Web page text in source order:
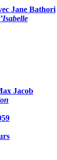
Jane Bathori
Jacob